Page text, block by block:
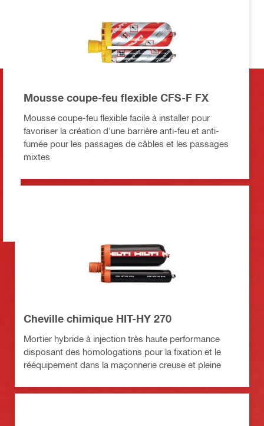
Mousse coupe-feu flexible CFS-F FX
Mousse coupe-feu flexible facile à installer pour
favoriser la création d'une barrière anti-feu et anti-
fumée pour les passages de câbles et les passages
mixtes
Cheville chimique HIT-HY 270
Mortier hybride à injection très haute performance
disposant des homologations pour la fixation et le
rééquipement dans la maçonnerie creuse et pleine